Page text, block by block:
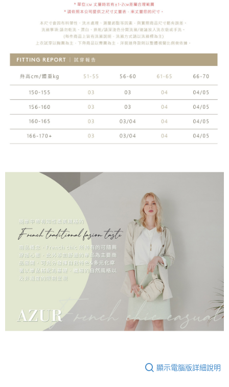
顯示電腦版詳細說明